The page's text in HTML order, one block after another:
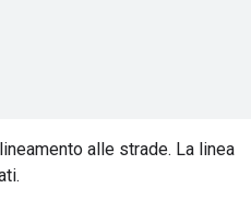
alle strade. La linea